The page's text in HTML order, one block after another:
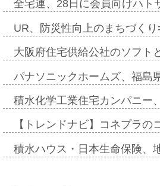
全宅連、28日に会員向けハ
UR、防災性向上のまちづく
大阪府住宅供給公社のソフ
パナソニックホームズ、福
積水化学工業住宅カンパニ
【トレンドナビ】コネプラ
積水ハウス・日本生命保険